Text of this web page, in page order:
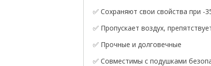
✅ Сохраняют свои свойства при -
✅ Пропускает воздух,
✅ Прочные и долговечные
✅ Совместимы с подушками